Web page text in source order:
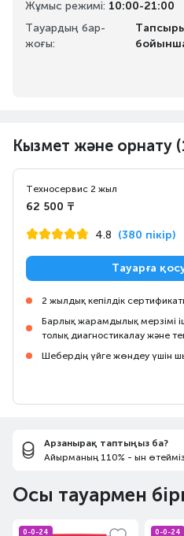
Жұмыс режимі: 10:00-21:00
Тауардың бар-
жоғы:
Кызмет және орнату
Техносервис 2 жыл
62 500 ₸
4.8 (380 пікір)
Тауарға
2 жылдық кепілдік
Барлық жарамдылық мерзімі
толық диагностикалау және
Шебердің үйге жөндеу үшін
Арзанырақ таптыңыз ба?
Айырманың 110% - ын өтейміз
Осы тауармен
0-0-24 0-0-24